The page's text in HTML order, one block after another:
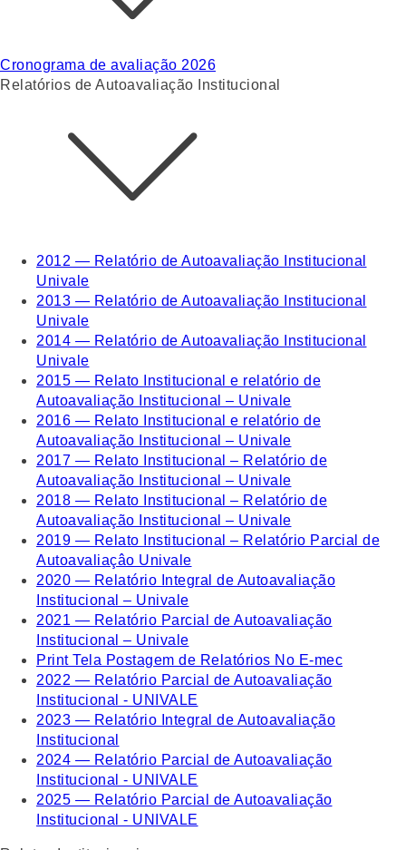
Cronograma de avaliação 2026
Relatórios de Autoavaliação Institucional
2012 — Relatório de Autoavaliação Institucional
Univale
2013 — Relatório de Autoavaliação Institucional
Univale
2014 — Relatório de Autoavaliação Institucional
Univale
2015 — Relato Institucional e relatório de
Autoavaliação Institucional – Univale
2016 — Relato Institucional e relatório de
Autoavaliação Institucional – Univale
2017 — Relato Institucional – Relatório de
Autoavaliação Institucional – Univale
2018 — Relato Institucional – Relatório de
Autoavaliação Institucional – Univale
2019 — Relato Institucional – Relatório Parcial de
Autoavaliaçâo Univale
2020 — Relatório Integral de Autoavaliação
Institucional – Univale
2021 — Relatório Parcial de Autoavaliação
Institucional – Univale
Print Tela Postagem de Relatórios No E-mec
2022 — Relatório Parcial de Autoavaliação
Institucional - UNIVALE
2023 — Relatório Integral de Autoavaliação
Institucional
2024 — Relatório Parcial de Autoavaliação
Institucional - UNIVALE
2025 — Relatório Parcial de Autoavaliação
Institucional - UNIVALE